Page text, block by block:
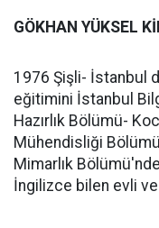
GÖKHAN YÜKSEL
1976 Şişli- İstanbul
eğitimini İstanbul
Hazırlık Bölümü-
Mühendisliği
Mimarlık
İngilizce bilen evli ve